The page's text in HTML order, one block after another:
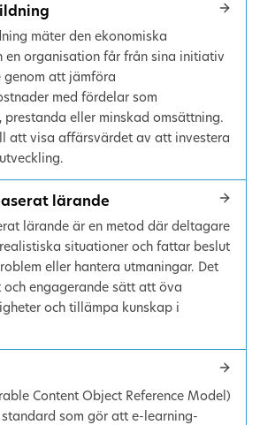
mäter den ekonomiska
en organisation får från sina initiativ
genom att jämföra
med fördelar som
eller minskad omsättning.
att visa affärsvärdet av att investera
lärande
lärande är en metod där deltagare
situationer och fattar beslut
eller hantera utmaningar. Det
engagerande sätt att öva
och tillämpa kunskap i
Content Object Reference Model)
som gör att e-learning-